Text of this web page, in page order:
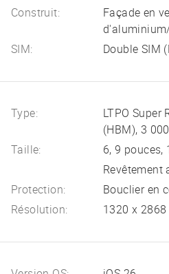
Construit:
Façade en
SIM:
Double SIM
Type:
LTPO Super
(HBM), 3
Taille:
6, 9 pouces,
Revêtement
Protection:
Bouclier en
Résolution:
1320 x